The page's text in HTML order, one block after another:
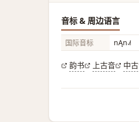
音标 & 周边语言
国际音标 nĄn˨˩˦
韵书 上古音 中